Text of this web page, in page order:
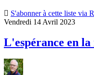
S'abonner à cette liste via
Vendredi 14 Avril 2023
L'espérance en